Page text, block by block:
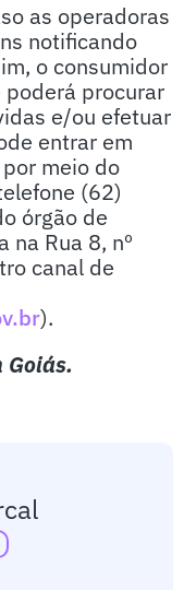
as operadoras
notificando
o consumidor
procurar
e/ou efetuar
entrar em
por meio do
(62)
órgão de
na Rua 8, nº
canal de
).